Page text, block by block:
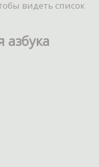
видеть список